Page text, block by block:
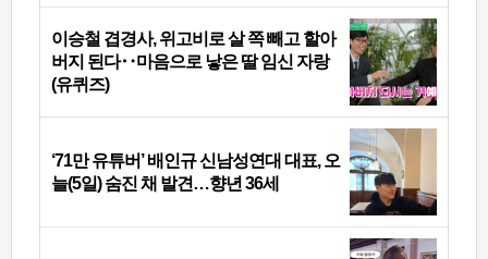
이승철 겹경사, 위고비로 살 쪽 빼고 할아
버지 된다‥마음으로 낳은 딸 임신 자랑
(유퀴즈)
‘71만 유튜버’ 배인규 신남성연대 대표, 오
늘(5일) 숨진 채 발견…향년 36세